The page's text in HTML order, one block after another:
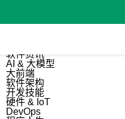
软件资讯
AI & 大模型
大前端
软件架构
开发技能
硬件 & IoT
DevOps